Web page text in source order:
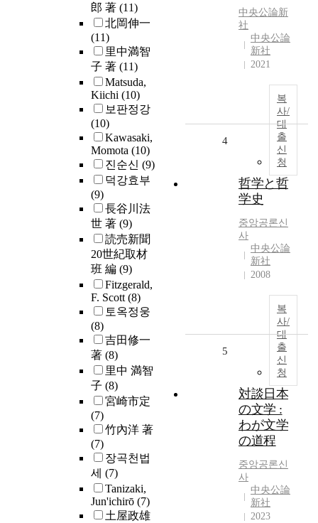
郎 著 (11)
北岡伸一
(11)
里中満智
子 著 (11)
Matsuda,
Kiichi (10)
보판정강
(10)
Kawasaki,
Momota (10)
진순신 (9)
덕강효부
(9)
長谷川法
世 著 (9)
読売新聞
20世紀取材
班 編 (9)
Fitzgerald,
F. Scott(8)
토옥정웅
(8)
吉田修一
著 (8)
里中 満智
子 (8)
宮崎市定
(7)
竹內洋 著
(7)
장곡천법
세 (7)
Tanizaki,
Jun'ichirō (7)
土屋政雄
中央公論新
社
中央公論
新社
2021
복
사/
대
출
신
청
4
哲学と哲
学史
중앙공론신
사
中央公論
新社
2008
복
사/
대
출
신
청
5
対談日本
の文学 :
わが文学
の道程
중앙공론신
사
中央公論
新社
2023